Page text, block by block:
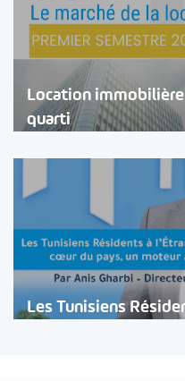
Location
quarti
Les Tunisiens